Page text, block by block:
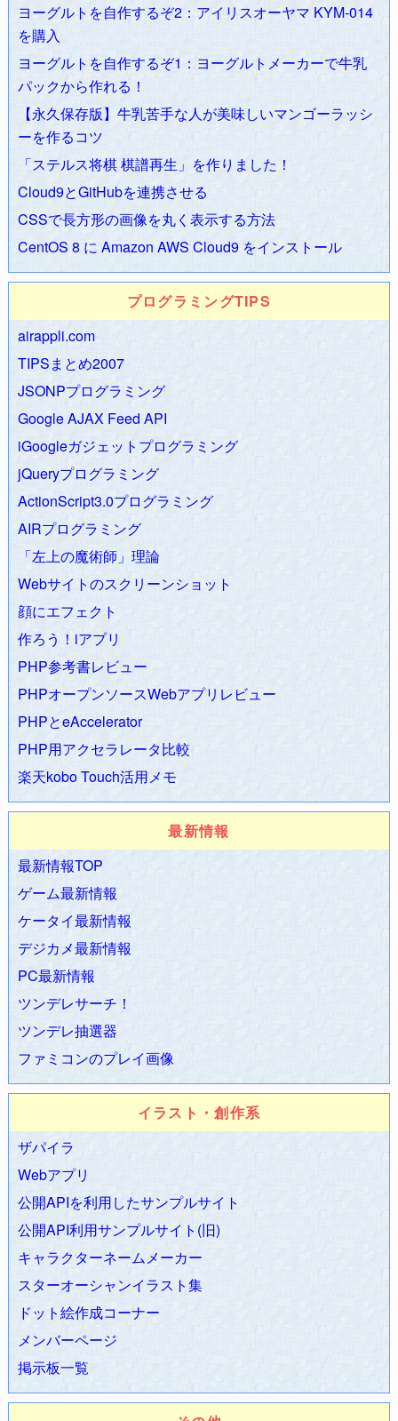
よリリース
2009.02.07
2009.01.29バンブーブレードPSP それからの挑戦
2009.01.01 あけましておめでとうございます。本年も何卒よ
ろしくお願いいたします。
2008.12.02
2008.11.27 レイトン教授と最後の時間旅行発売！
2008.10.27簡易はてブ (カテゴリ別人気エントリー)
2008.11.26簡易はてブ (注目エントリー版)、簡易はてブ (人気
エントリー版)リリース
ohaYouTube 高画質HD動画をダウンロード
るように
2008.11.01おはようチューブのアルゴリズムを変更
2008.10.24ohaYouTube - おはようチューブ
2008.10.23はてはてブラウザー
2008.10.10東京ゲームショウ2008レポートその1
2008.10.07レイトン教授と最後の時間旅行攻略Wiki
ト！
2008.09.13 ポケットモンスタープラチナ
2008.07.24パワプロ15攻略メモ
2008.07.19レコ腕〜レコーディング腕立て伏せ公式サイト〜
2008.06.12 デスクトップ版黄金比・白銀比計算ツールリリー
スしました→「ZAPA GS」
2008.06.10
ツンデレ知恵袋
2008.06.08
Webデザイン黄金比計算ツール
銀比計算ツール
2008.04.06マリオカートWii攻略Wiki
2008.03.04おはようチューブ
2008.02.26airappli.com正式オープンしました！
2008.02.23ＴＢＳ「オビラジＲ」に出演しました！
ATOKなら3倍速く打てる！
2008.02.10
2008.02.08スマブラX攻略＋ファンサイトWiki
2008.02.04スマブラX攻略＋ファンサイトWiki
2008.02.03
2008.01.28 TBS「オビラジR」に出演しました！…たぶん…
2008.01.28
2008.01.27スマブラX攻略Wiki
2008.01.14「ZAPA PDF READER DS」リリースしました！
2008.01.14 管理人ZAPA執筆「
2008.01.05カードヒーロー攻略更新
2008.01.03 カードヒーロー攻略更新
2008.01.01 あけましておめでとうございます。本年も何卒よ
ろしくお願いいたします。
2008年1月以降の更新履歴のみ表示しています。
ヨーグルトを自作するぞ2：アイリスオーヤマ KYM-014
を購入
ヨーグルトを自作するぞ1：ヨーグルトメーカーで牛乳
パックから作れる！
【永久保存版】牛乳苦手な人が美味しいマンゴーラッシ
ーを作るコツ
「ステルス将棋 棋譜再生」を作りました！
Cloud9とGitHubを連携させる
CSSで長方形の画像を丸く表示する方法
CentOS 8 に Amazon AWS Cloud9 をインストール
プログラミングTIPS
airappli.com
TIPSまとめ2007
JSONPプログラミング
Google AJAX Feed API
iGoogleガジェットプログラミング
jQueryプログラミング
ActionScript3.0プログラミング
AIRプログラミング
「左上の魔術師」理論
Webサイトのスクリーンショット
顔にエフェクト
作ろう！iアプリ
PHP参考書レビュー
PHPオープンソースWebアプリレビュー
PHPとeAccelerator
PHP用アクセラレータ比較
楽天kobo Touch活用メモ
最新情報
最新情報TOP
ゲーム最新情報
ケータイ最新情報
デジカメ最新情報
PC最新情報
ツンデレサーチ！
ツンデレ抽選器
ファミコンのプレイ画像
イラスト・創作系
ザパイラ
Webアプリ
公開APIを利用したサンプルサイト
公開API利用サンプルサイト(旧)
キャラクターネームメーカー
スターオーシャンイラスト集
ドット絵作成コーナー
メンバーページ
掲示板一覧